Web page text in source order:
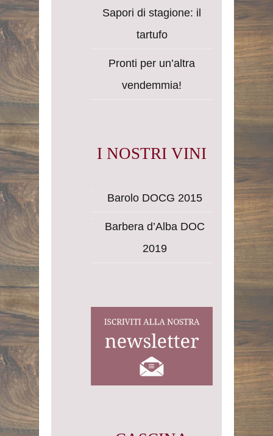
Sapori di stagione: il
tartufo
Pronti per un’altra
vendemmia!
I NOSTRI VINI
Barolo DOCG 2015
Barbera d’Alba DOC
2019